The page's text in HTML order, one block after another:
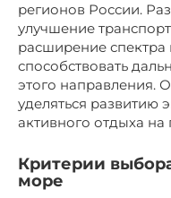
регионов России.
улучшение
расширение спектра
способствовать
этого направления.
уделяться развитию
активного отдыха на
Критерии
море